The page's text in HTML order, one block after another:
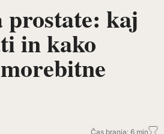
kaj
in kako
Čas branja: 6 min